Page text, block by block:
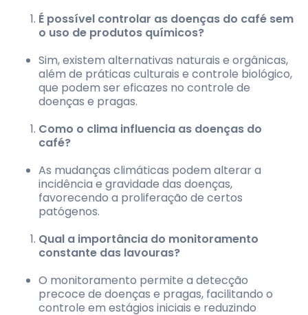
É possível controlar as doenças do café sem
o uso de produtos químicos?
Sim, existem alternativas naturais e orgânicas,
além de práticas culturais e controle biológico,
que podem ser eficazes no controle de
doenças e pragas.
Como o clima influencia as doenças do
café?
As mudanças climáticas podem alterar a
incidência e gravidade das doenças,
favorecendo a proliferação de certos
patógenos.
Qual a importância do monitoramento
constante das lavouras?
O monitoramento permite a detecção
precoce de doenças e pragas, facilitando o
controle em estágios iniciais e reduzindo